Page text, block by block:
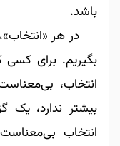
باشد.
در هر
بگیریم. برای کسی
انتخاب،
بیشتر ندارد، یک
انتخاب